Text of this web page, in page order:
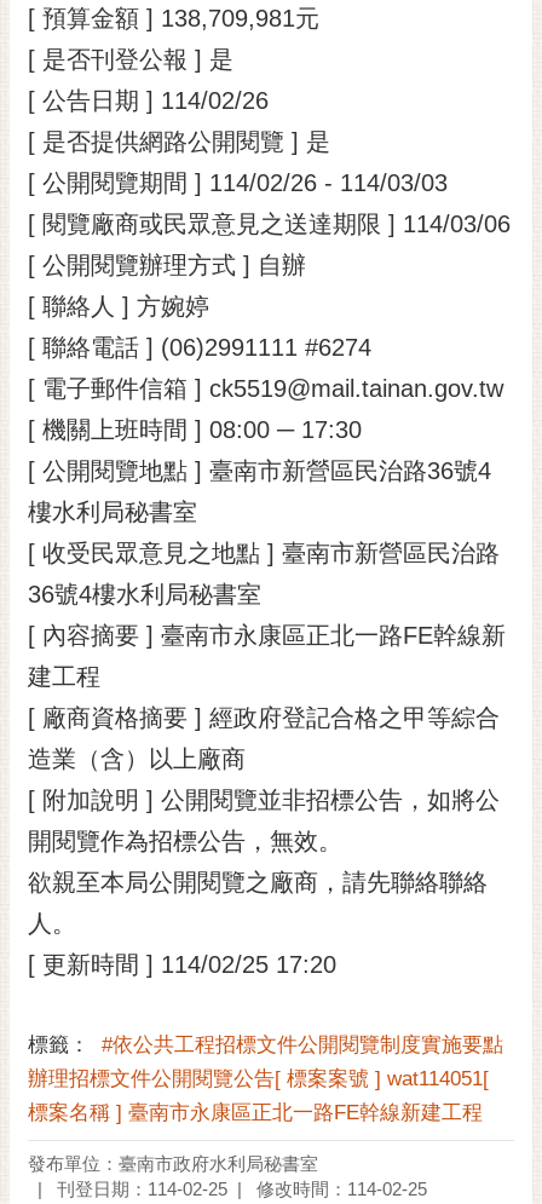
導
訂
閱
RSS
訂
閱
電
子
報
民
信
English
日
本
語
私
權
安
全
政
策
網
站
資
料
宣
告
市
府
交
[ 預算金額 ] 138,709,981元
[ 是否刊登公報 ] 是
[ 公告日期 ] 114/02/26
[ 是否提供網路公開閱覽 ] 是
[ 公開閱覽期間 ] 114/02/26 - 114/03/03
[ 閱覽廠商或民眾意見之送達期限 ] 114/03/06
[ 公開閱覽辦理方式 ] 自辦
[ 聯絡人 ] 方婉婷
[ 聯絡電話 ] (06)2991111 #6274
[ 電子郵件信箱 ] ck5519@mail.tainan.gov.tw
[ 機關上班時間 ] 08:00 ─ 17:30
[ 公開閱覽地點 ] 臺南市新營區民治路36號4
樓水利局秘書室
[ 收受民眾意見之地點 ] 臺南市新營區民治路
36號4樓水利局秘書室
[ 內容摘要 ] 臺南市永康區正北一路FE幹線新
建工程
[ 廠商資格摘要 ] 經政府登記合格之甲等綜合
造業（含）以上廠商
[ 附加說明 ] 公開閱覽並非招標公告，如將公
開閱覽作為招標公告，無效。
欲親至本局公開閱覽之廠商，請先聯絡聯絡
人。
[ 更新時間 ] 114/02/25 17:20
標籤：
#依公共工程招標文件公開閱覽制度實施要點
辦理招標文件公開閱覽公告[ 標案案號 ] wat114051[
標案名稱 ] 臺南市永康區正北一路FE幹線新建工程
發布單位：臺南市政府水利局秘書室
刊登日期：114-02-25
修改時間：114-02-25